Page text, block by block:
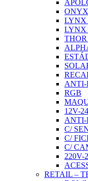
ONYX
LYNX
LYNX
THOR
ANTI-
RGB
12V-
ANTI-
C/
C/
C/
220V-
RETAIL –